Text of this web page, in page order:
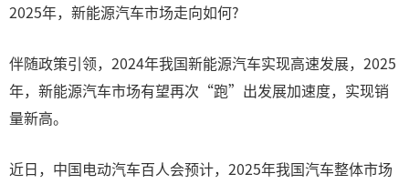
2025年，新能源汽车市场走向如何?
伴随政策引领，2024年我国新能源汽车实现高速发展，2025
年，新能源汽车市场有望再次“跑”出发展加速度，实现销
量新高。
近日，中国电动汽车百人会预计，2025年我国汽车整体市场